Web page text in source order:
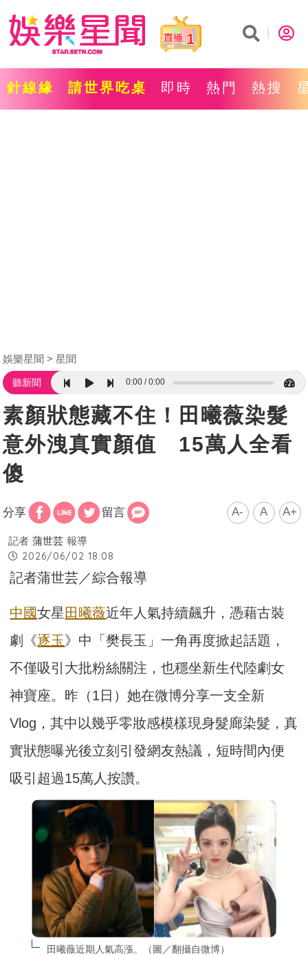
1
針線緣 請世界吃桌 即時 熱門 熱搜
娛樂星聞 星聞
聽新聞 0:00 0:00
素顏狀態藏不住！田曦薇染髮
意外洩真實顏值 15萬人全看
傻
分享 留言 A- A A+
記者 蒲世芸 報導
2026/06/02 18:08
記者蒲世芸／綜合報導
中國女星 田曦薇近年人氣持續飆升，憑藉古裝
劇《逐玉》中「樊長玉」一角再度掀起話題，
不僅吸引大批粉絲關注，也穩坐新生代陸劇女
神寶座。昨（1日）她在微博分享一支全新
Vlog，其中以幾乎零妝感模樣現身髮廊染髮，真
實狀態曝光後立刻引發網友熱議，短時間內便
吸引超過15萬人按讚。
田曦薇近期人氣高漲。（圖／翻攝自微博）